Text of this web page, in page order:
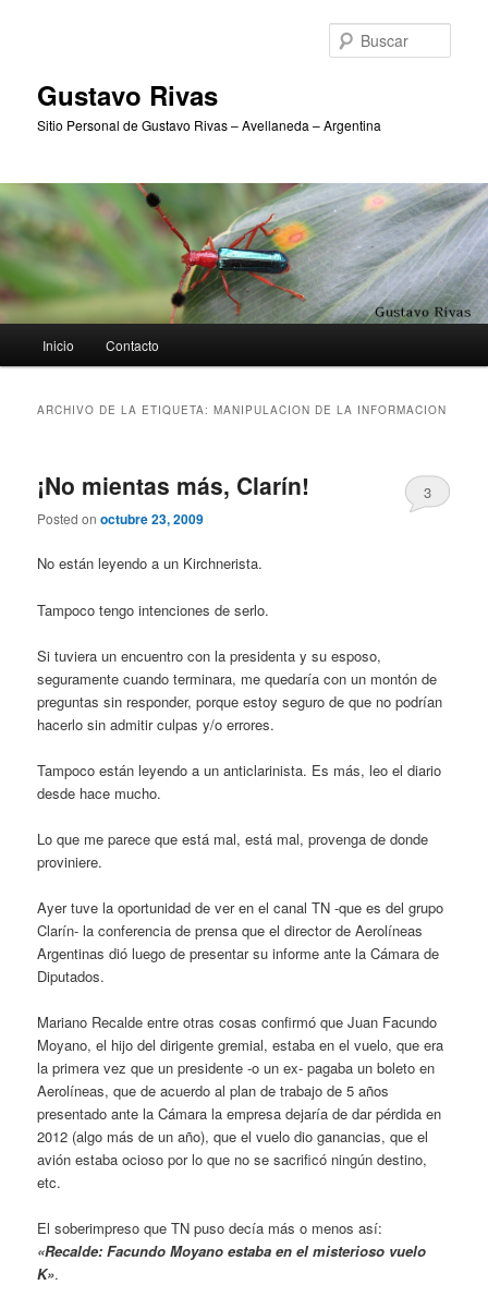
Gustavo Rivas
Sitio Personal de Gustavo Rivas – Avellaneda – Argentina
principal
Inicio Contacto
ARCHIVO DE LA ETIQUETA:MANIPULACION DE LA INFORMACION
¡No mientas más, Clarín!
Posted onoctubre 23, 2009
3
No están leyendo a un Kirchnerista.
Tampoco tengo intenciones de serlo.
Si tuviera un encuentro con la presidenta y su esposo,
seguramente cuando terminara, me quedaría con un montón de
preguntas sin responder, porque estoy seguro de que no podrían
hacerlo sin admitir culpas y/o errores.
Tampoco están leyendo a un anticlarinista. Es más, leo el diario
desde hace mucho.
Lo que me parece que está mal, está mal, provenga de donde
proviniere.
Ayer tuve la oportunidad de ver en el canal TN -que es del grupo
Clarín- la conferencia de prensa que el director de Aerolíneas
Argentinas dió luego de presentar su informe ante la Cámara de
Diputados.
Mariano Recalde entre otras cosas confirmó que Juan Facundo
Moyano, el hijo del dirigente gremial, estaba en el vuelo, que era
la primera vez que un presidente -o un ex- pagaba un boleto en
Aerolíneas, que de acuerdo al plan de trabajo de 5 años
presentado ante la Cámara la empresa dejaría de dar pérdida en
2012 (algo más de un año), que el vuelo dio ganancias, que el
avión estaba ocioso por lo que no se sacrificó ningún destino,
etc.
El soberimpreso que TN puso decía más o menos así:
«Recalde: Facundo Moyano estaba en el misterioso vuelo
K».